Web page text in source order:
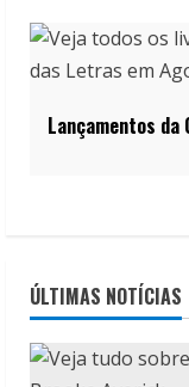
Lançamentos da
ÚLTIMAS NOTÍCIAS